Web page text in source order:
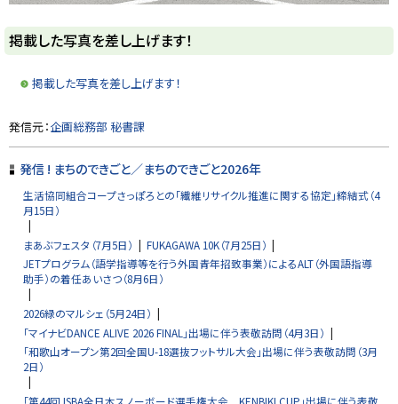
ト
ッ
戻
る
掲載した写真を差し上げます！
掲載した写真を差し上げます！
ト
ッ
プ
発信元：企画総務部 秘書課
発信 ! まちのできごと／まちのできごと2026年
生活協同組合コープさっぽろとの「繊維リサイクル推進に関する協定」締結式（4
月15日）
まあぶフェスタ（7月5日）
FUKAGAWA 10K（7月25日）
JETプログラム（語学指導等を行う外国青年招致事業）によるALT（外国語指導
助手）の着任あいさつ（8月6日）
2026緑のマルシェ（5月24日）
「マイナビDANCE ALIVE 2026 FINAL」出場に伴う表敬訪問（4月3日）
「和歌山オープン第2回全国U-18選抜フットサル大会」出場に伴う表敬訪問（3月
2日）
「第44回JSBA全日本スノーボード選手権大会 KENBIKI CUP」出場に伴う表敬